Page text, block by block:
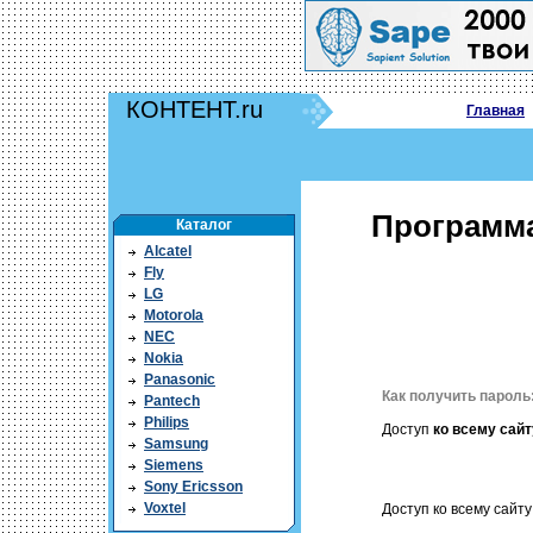
КОНТЕНТ.ru Главная
Каталог
Alcatel
Fly
LG
Motorola
NEC
Nokia
Panasonic
Pantech
Philips
Samsung
Siemens
Sony Ericsson
Voxtel
Как получить
Доступ ко всему
Доступ ко всему